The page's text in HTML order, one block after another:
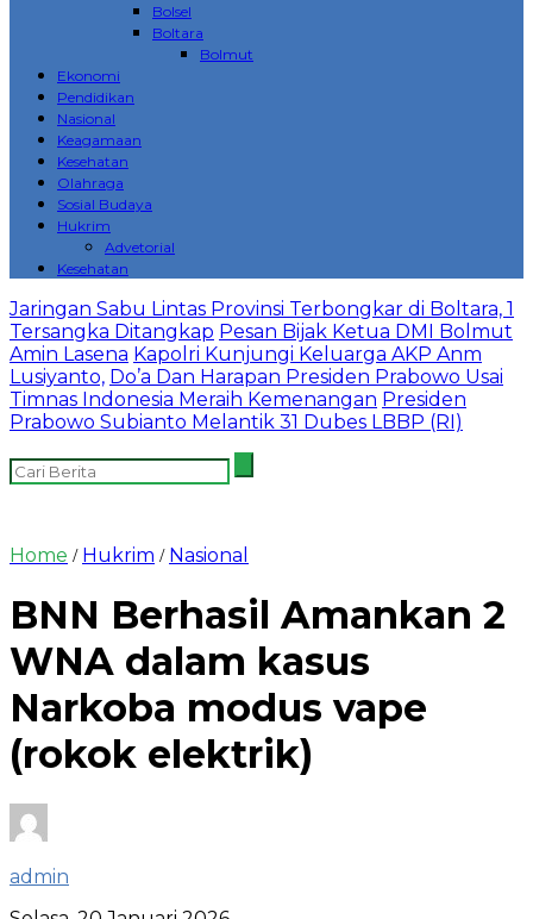
Bolsel
Boltara
Bolmut
Ekonomi
Pendidikan
Nasional
Keagamaan
Kesehatan
Olahraga
Sosial Budaya
Hukrim
Advetorial
Kesehatan
Jaringan Sabu Lintas Provinsi Terbongkar di Boltara, 1
Tersangka Ditangkap Pesan Bijak Ketua DMI Bolmut
Amin Lasena Kapolri Kunjungi Keluarga AKP Anm
Lusiyanto, Do’a Dan Harapan Presiden Prabowo Usai
Timnas Indonesia Meraih Kemenangan Presiden
Prabowo Subianto Melantik 31 Dubes LBBP (RI)
Home / Hukrim / Nasional
BNN Berhasil Amankan 2
WNA dalam kasus
Narkoba modus vape
(rokok elektrik)
admin